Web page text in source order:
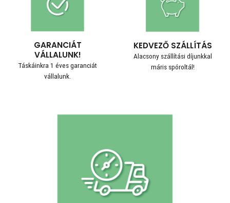
GARANCIÁT
VÁLLALUNK!
Táskáinkra 1 éves garanciát
vállalunk.
KEDVEZŐ SZÁLLÍTÁS
Alacsony szállítási díjunkkal
máris spóroltál!